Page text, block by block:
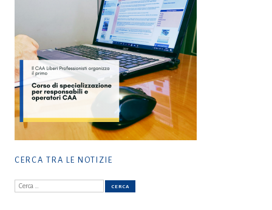
CERCA TRA LE NOTIZIE
Ricerca
per: